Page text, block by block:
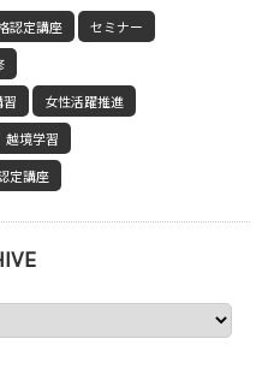
認定講座 セミナー
習 女性活躍推進
越境学習
定講座